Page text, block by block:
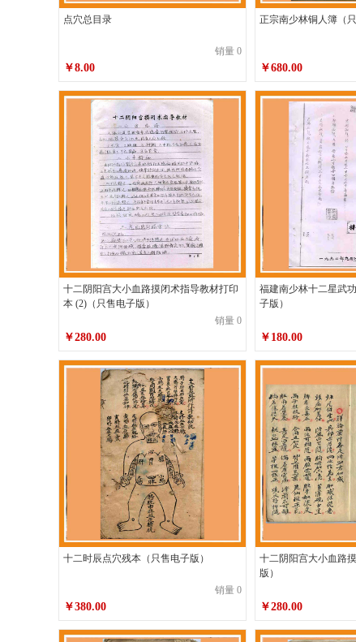
点穴总目录
销量 0
￥8.00
正宗南少林铜人簿（只
￥680.00
十二阴阳宫大小血路摸闭术指导教材打印
本 (2)（只售电子版）
销量 0
￥280.00
福建南少林十二星武
子版）
￥180.00
十二时辰点穴残本（只售电子版）
销量 0
￥380.00
十二阴阳宫大小血路
版）
￥280.00